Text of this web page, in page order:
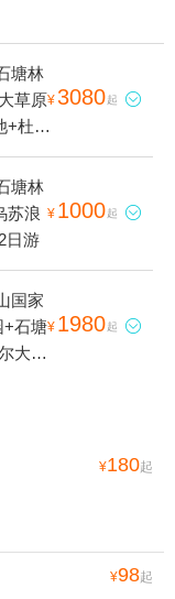
塘林
草原
+杜鹃
¥3080起 
塘林
苏浪
日游
¥ 1000起 
国家
+石塘
大草
诺尔
+室
山景
+杜
¥ 1980起 
¥180起
¥98起